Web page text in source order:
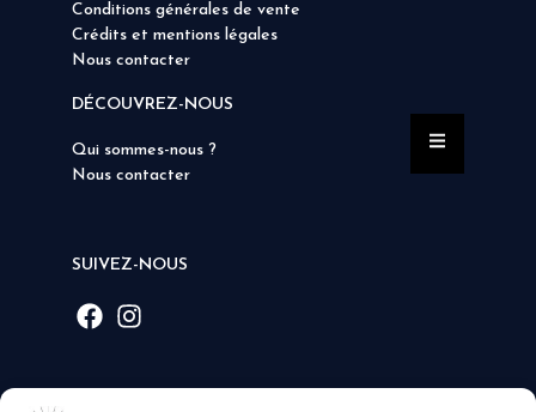
Conditions générales de vente
Crédits et mentions légales
Nous contacter
DÉCOUVREZ-NOUS
Qui sommes-nous ?
Nous contacter
SUIVEZ-NOUS